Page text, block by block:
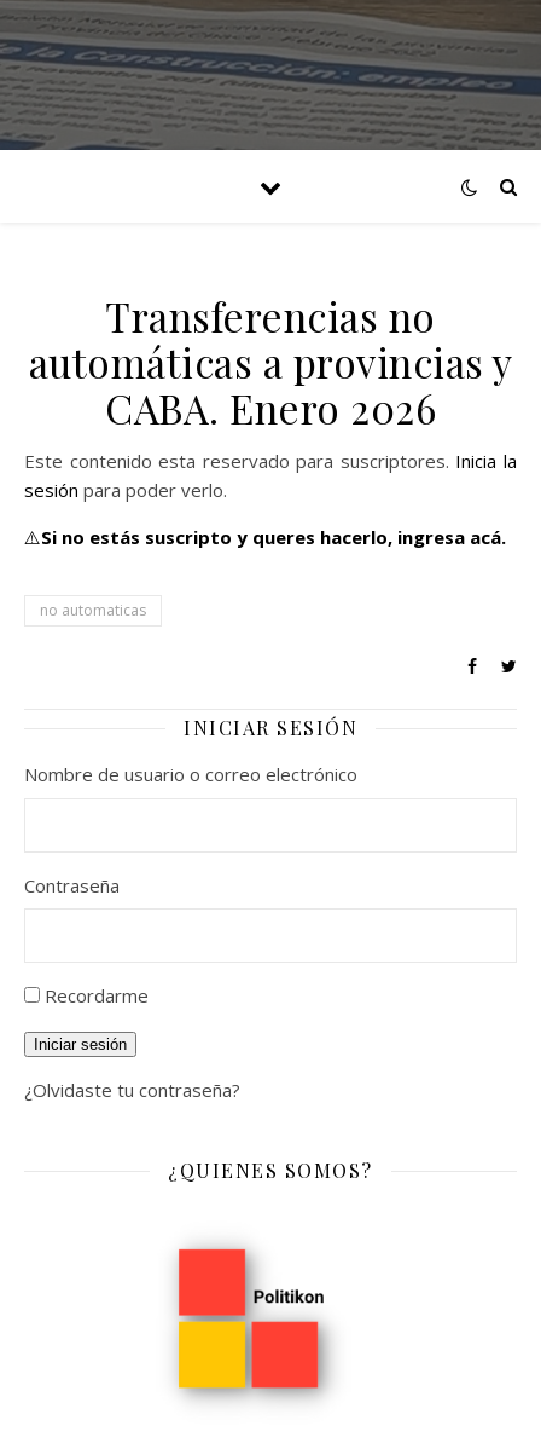
Transferencias no
automáticas a provincias y
CABA. Enero 2026
Este contenido esta reservado para suscriptores. Inicia la
sesión para poder verlo.
⚠️Si no estás suscripto y queres hacerlo, ingresa acá.
no automaticas
INICIAR SESIÓN
Nombre de usuario o correo electrónico
Contraseña
Recordarme
Iniciar sesión
¿Olvidaste tu contraseña?
¿QUIENES SOMOS?